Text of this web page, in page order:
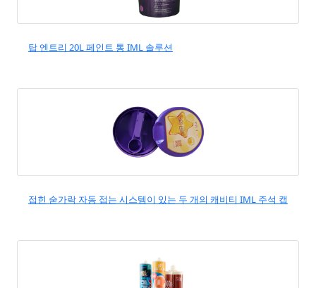
탑 엔트리 20L 페인트 통 IML 솔루션
접힌 숟가락 자동 접는 시스템이 있는 두 개의 캐비티 IML 주석 캡